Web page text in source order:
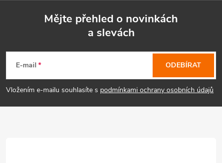
p
a
Mějte přehled o novinkách
a slevách
E-mail
Vložením e-mailu souhlasíte s podmínkami ochrany osobních údajů
ODEBÍRAT